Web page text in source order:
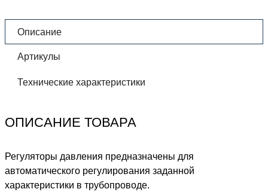
Описание
Артикулы
Технические характеристики
ОПИСАНИЕ ТОВАРА
Регуляторы давления предназначены для
автоматического регулирования заданной
характеристики в трубопроводе.